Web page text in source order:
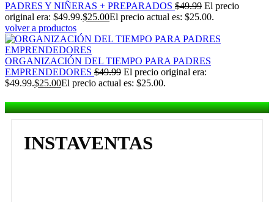
PADRES Y NIÑERAS + PREPARADOS $49.99 El precio
original era: $49.99.$25.00El precio actual es: $25.00.
volver a productos
ORGANIZACIÓN DEL TIEMPO PARA PADRES
EMPRENDEDORES $49.99 El precio original era:
$49.99.$25.00El precio actual es: $25.00.
INSTAVENTAS